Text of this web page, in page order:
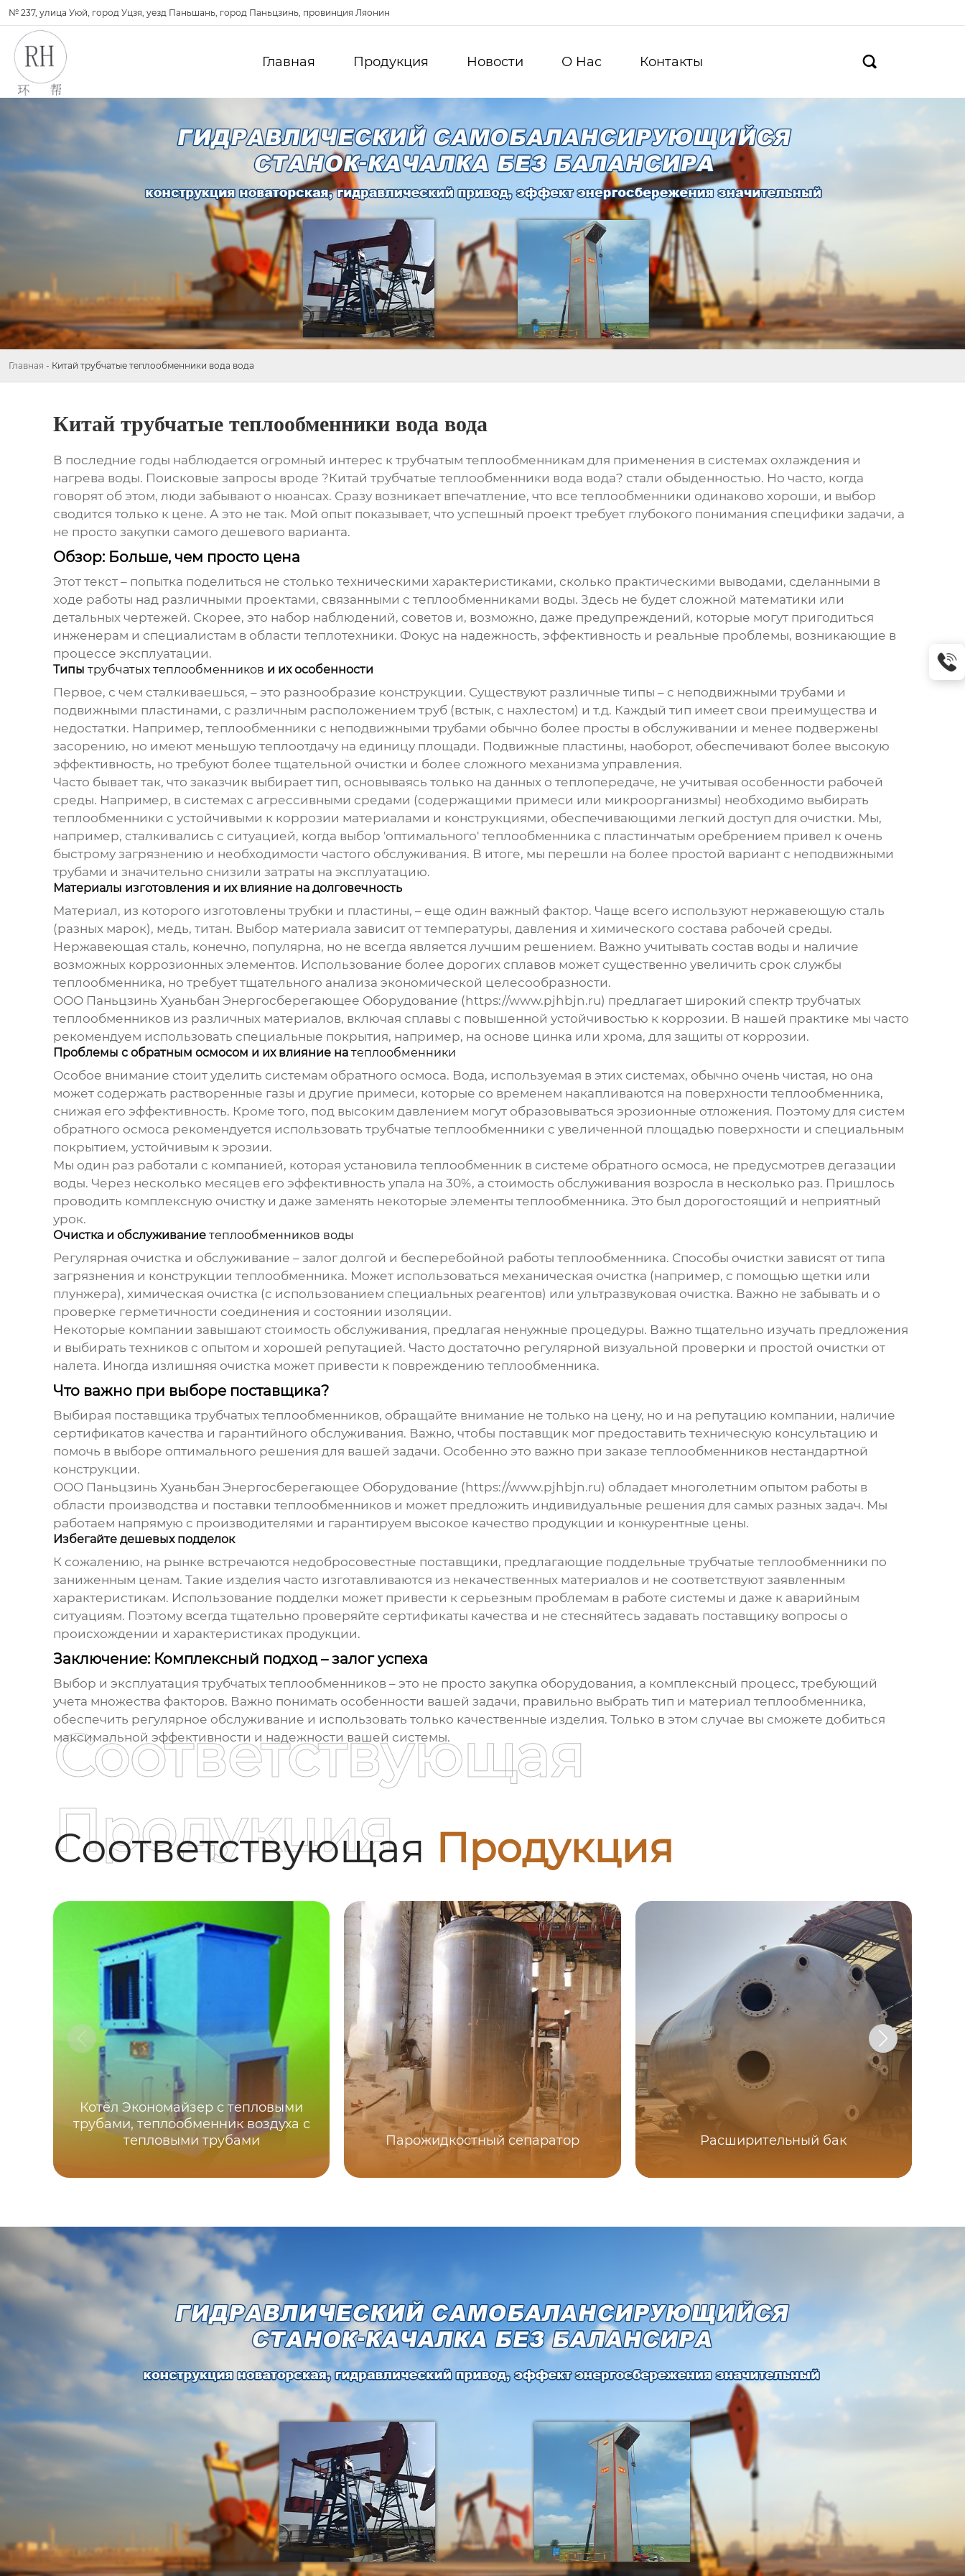
№ 237, улица Уюй, город Уцзя, уезд Паньшань, город Паньцзинь, провинция Ляонин
Главная Продукция Новости О Hас Контакты 
Главная - Китай трубчатые теплообменники вода вода
Китай трубчатые теплообменники вода вода
В последние годы наблюдается огромный интерес к трубчатым теплообменникам для применения в системах охлаждения и
нагрева воды. Поисковые запросы вроде ?Китай трубчатые теплообменники вода вода? стали обыденностью. Но часто, когда
говорят об этом, люди забывают о нюансах. Сразу возникает впечатление, что все теплообменники одинаково хороши, и выбор
сводится только к цене. А это не так. Мой опыт показывает, что успешный проект требует глубокого понимания специфики задачи, а
не просто закупки самого дешевого варианта.
Обзор: Больше, чем просто цена
Этот текст – попытка поделиться не столько техническими характеристиками, сколько практическими выводами, сделанными в
ходе работы над различными проектами, связанными с теплообменниками воды. Здесь не будет сложной математики или
детальных чертежей. Скорее, это набор наблюдений, советов и, возможно, даже предупреждений, которые могут пригодиться
инженерам и специалистам в области теплотехники. Фокус на надежность, эффективность и реальные проблемы, возникающие в
процессе эксплуатации.
Типы трубчатых теплообменников и их особенности
Первое, с чем сталкиваешься, – это разнообразие конструкции. Существуют различные типы – с неподвижными трубами и
подвижными пластинами, с различным расположением труб (встык, с нахлестом) и т.д. Каждый тип имеет свои преимущества и
недостатки. Например, теплообменники с неподвижными трубами обычно более просты в обслуживании и менее подвержены
засорению, но имеют меньшую теплоотдачу на единицу площади. Подвижные пластины, наоборот, обеспечивают более высокую
эффективность, но требуют более тщательной очистки и более сложного механизма управления.
Часто бывает так, что заказчик выбирает тип, основываясь только на данных о теплопередаче, не учитывая особенности рабочей
среды. Например, в системах с агрессивными средами (содержащими примеси или микроорганизмы) необходимо выбирать
теплообменники с устойчивыми к коррозии материалами и конструкциями, обеспечивающими легкий доступ для очистки. Мы,
например, сталкивались с ситуацией, когда выбор 'оптимального' теплообменника с пластинчатым оребрением привел к очень
быстрому загрязнению и необходимости частого обслуживания. В итоге, мы перешли на более простой вариант с неподвижными
трубами и значительно снизили затраты на эксплуатацию.
Материалы изготовления и их влияние на долговечность
Материал, из которого изготовлены трубки и пластины, – еще один важный фактор. Чаще всего используют нержавеющую сталь
(разных марок), медь, титан. Выбор материала зависит от температуры, давления и химического состава рабочей среды.
Нержавеющая сталь, конечно, популярна, но не всегда является лучшим решением. Важно учитывать состав воды и наличие
возможных коррозионных элементов. Использование более дорогих сплавов может существенно увеличить срок службы
теплообменника, но требует тщательного анализа экономической целесообразности.
ООО Паньцзинь Хуаньбан Энергосберегающее Оборудование (https://www.pjhbjn.ru) предлагает широкий спектр трубчатых
теплообменниковиз различных материалов, включая сплавы с повышенной устойчивостью к коррозии. В нашей практике мы часто
рекомендуем использовать специальные покрытия, например, на основе цинка или хрома, для защиты от коррозии.
Проблемы с обратным осмосом и их влияние на теплообменники
Особое внимание стоит уделить системам обратного осмоса. Вода, используемая в этих системах, обычно очень чистая, но она
может содержать растворенные газы и другие примеси, которые со временем накапливаются на поверхности теплообменника,
снижая его эффективность. Кроме того, под высоким давлением могут образовываться эрозионные отложения. Поэтому для систем
обратного осмоса рекомендуется использовать трубчатые теплообменники с увеличенной площадью поверхности и специальным
покрытием, устойчивым к эрозии.
Мы один раз работали с компанией, которая установила теплообменникв системе обратного осмоса, не предусмотрев дегазации
воды. Через несколько месяцев его эффективность упала на 30%, а стоимость обслуживания возросла в несколько раз. Пришлось
проводить комплексную очистку и даже заменять некоторые элементы теплообменника. Это был дорогостоящий и неприятный
урок.
Очистка и обслуживание теплообменников воды
Регулярная очистка и обслуживание – залог долгой и бесперебойной работы теплообменника. Способы очистки зависят от типа
загрязнения и конструкции теплообменника. Может использоваться механическая очистка (например, с помощью щетки или
плунжера), химическая очистка (с использованием специальных реагентов) или ультразвуковая очистка. Важно не забывать и о
проверке герметичности соединения и состоянии изоляции.
Некоторые компании завышают стоимость обслуживания, предлагая ненужные процедуры. Важно тщательно изучать предложения
и выбирать техников с опытом и хорошей репутацией. Часто достаточно регулярной визуальной проверки и простой очистки от
налета. Иногда излишняя очистка может привести к повреждению теплообменника.
Что важно при выборе поставщика?
Выбирая поставщика трубчатых теплообменников, обращайте внимание не только на цену, но и на репутацию компании, наличие
сертификатов качества и гарантийного обслуживания. Важно, чтобы поставщик мог предоставить техническую консультацию и
помочь в выборе оптимального решения для вашей задачи. Особенно это важно при заказе теплообменниковнестандартной
конструкции.
ООО Паньцзинь Хуаньбан Энергосберегающее Оборудование (https://www.pjhbjn.ru) обладает многолетним опытом работы в
области производства и поставки теплообменникови может предложить индивидуальные решения для самых разных задач. Мы
работаем напрямую с производителями и гарантируем высокое качество продукции и конкурентные цены.
Избегайте дешевых подделок
К сожалению, на рынке встречаются недобросовестные поставщики, предлагающие поддельные трубчатые теплообменники по
заниженным ценам. Такие изделия часто изготавливаются из некачественных материалов и не соответствуют заявленным
характеристикам. Использование подделки может привести к серьезным проблемам в работе системы и даже к аварийным
ситуациям. Поэтому всегда тщательно проверяйте сертификаты качества и не стесняйтесь задавать поставщику вопросы о
происхождении и характеристиках продукции.
Заключение: Комплексный подход – залог успеха
Выбор и эксплуатация трубчатых теплообменников– это не просто закупка оборудования, а комплексный процесс, требующий
учета множества факторов. Важно понимать особенности вашей задачи, правильно выбрать тип и материал теплообменника,
обеспечить регулярное обслуживание и использовать только качественные изделия. Только в этом случае вы сможете добиться
максимальной эффективности и надежности вашей системы.
Соответствующая Продукция
Соответствующая
Продукция
Котёл Экономайзер с тепловыми
трубами, теплообменник воздуха с
тепловыми трубами
Парожидкостный сепаратор Расширительный бак